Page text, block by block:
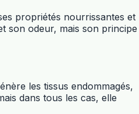
propriétés nourrissantes et
son odeur, mais son principe
les tissus endommagés,
dans tous les cas, elle